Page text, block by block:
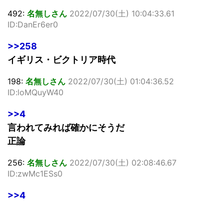
492: 名無しさん 2022/07/30(土) 10:04:33.61
ID:DanEr6er0
>>258
イギリス・ビクトリア時代
198: 名無しさん 2022/07/30(土) 01:04:36.52
ID:loMQuyW40
>>4
言われてみれば確かにそうだ
正論
256: 名無しさん 2022/07/30(土) 02:08:46.67
ID:zwMc1ESs0
>>4